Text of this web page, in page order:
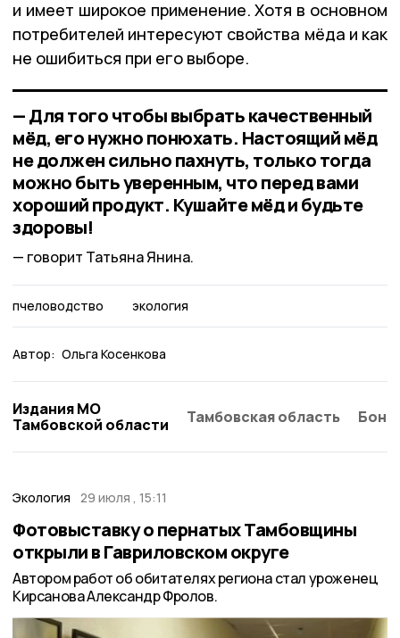
и имеет широкое применение. Хотя в основном
потребителей интересуют свойства мёда и как
не ошибиться при его выборе.
— Для того чтобы выбрать качественный
мёд, его нужно понюхать. Настоящий мёд
не должен сильно пахнуть, только тогда
можно быть уверенным, что перед вами
хороший продукт. Кушайте мёд и будьте
здоровы!
говорит Татьяна Янина.
пчеловодство экология
Автор: Ольга Косенкова
Издания МО
Тамбовской области
Тамбовская область
Экология 29 июля , 15:11
Фотовыставку о пернатых Тамбовщины
открыли в Гавриловском округе
Автором работ об обитателях региона стал уроженец
Кирсанова Александр Фролов.